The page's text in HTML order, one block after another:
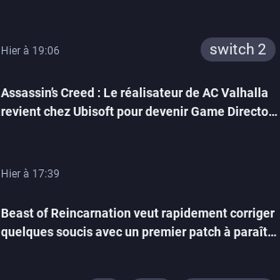
Hier à 19:06 switch 2
Assassin’s Creed : Le réalisateur de AC Valhalla
revient chez Ubisoft pour devenir Game Director
Hier à 17:39
Beast of Reincarnation veut rapidement corriger
quelques soucis avec un premier patch à paraître